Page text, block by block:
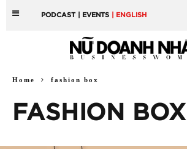
PODCAST | EVENTS | ENGLISH
Home fashion box
FASHION BOX